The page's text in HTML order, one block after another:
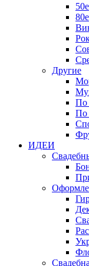
50е
80е
Другие
По
По
ИДЕИ